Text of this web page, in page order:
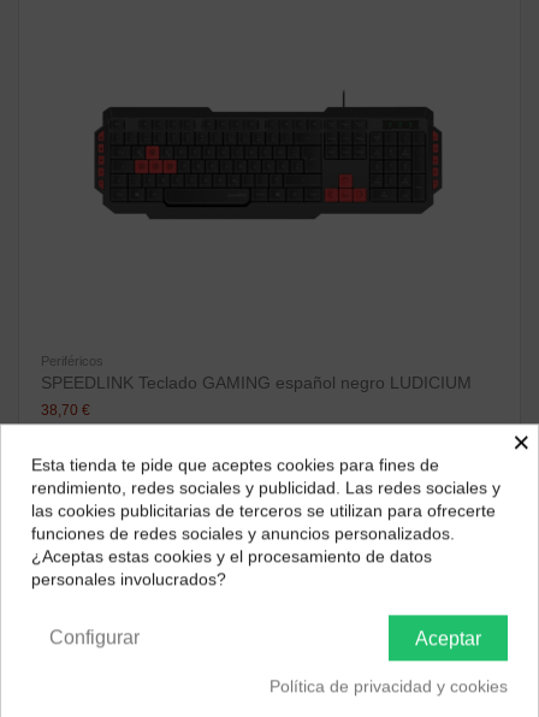
Periféricos
SPEEDLINK Teclado GAMING español negro LUDICIUM
38,70 €
¿Dónde deseas recibir tu pedido?
Selecciona tu ubicación para mostrarte los precios e
impuestos correctos para tu región.
×
Esta tienda te pide que aceptes cookies para fines de
rendimiento, redes sociales y publicidad. Las redes sociales y
las cookies publicitarias de terceros se utilizan para ofrecerte
funciones de redes sociales y anuncios personalizados.
¿Aceptas estas cookies y el procesamiento de datos
personales involucrados?
Aceptar
Configurar
Política de privacidad y cookies